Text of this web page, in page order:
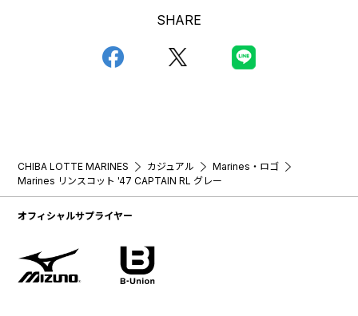
SHARE
CHIBA LOTTE MARINES カジュアル
Marines・ロゴ
Marines リンスコット '47 CAPTAIN RL グレー
オフィシャルサプライヤー